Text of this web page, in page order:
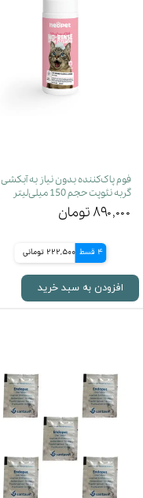
فوم پاک‌کننده بدون نیاز به آبکشی
گربه نئوپت حجم 150 میلی‌لیتر
۸۹۰,۰۰۰ تومان
4 قسط 222,500 تومانی
افزودن به سبد خرید